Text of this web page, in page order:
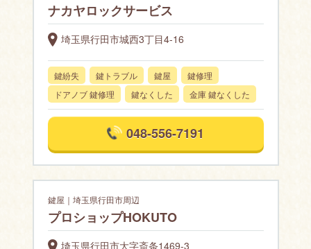
ナカヤロックサービス
埼玉県行田市城西3丁目4-16
鍵紛失 鍵トラブル 鍵屋
鍵修理
ドアノブ 鍵修理
鍵なくした 金庫 鍵なくした
048-556-7191
鍵屋｜埼玉県行田市周辺
プロショップHOKUTO
埼玉県行田市大字斎条1469-3